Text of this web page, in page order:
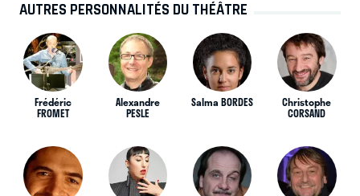
AUTRES PERSONNALITÉS DU THÉÂTRE
Frédéric
FROMET
Alexandre
PESLE
Salma BORDES Christophe
CORSAND